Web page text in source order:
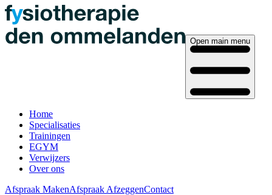
Open main menu
Home
Specialisaties
Trainingen
EGYM
Verwijzers
Over ons
Afspraak MakenAfspraak AfzeggenContact